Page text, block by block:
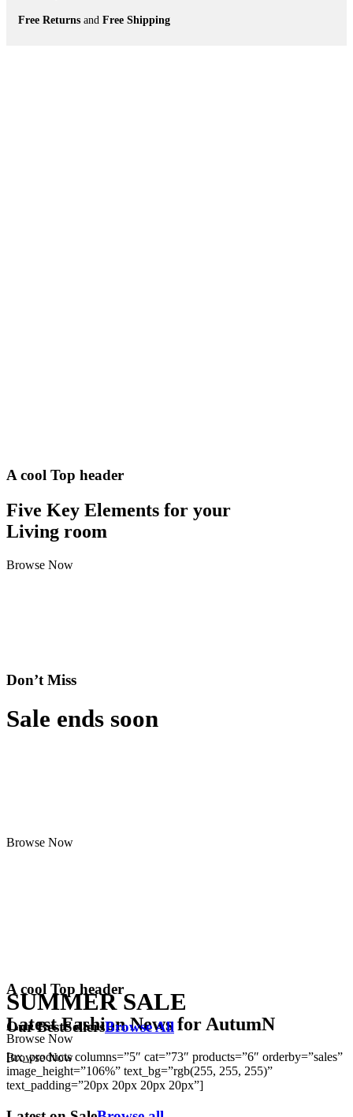
Free Returns and Free Shipping
A cool Top header
Five Key Elements for your
Living room
Browse Now
A cool Top header
Latest Fashion News for AutumN
Browse Now
Don’t Miss
Sale ends soon
Browse Now
SUMMER SALE
Browse Now
Our BestSellersBrowse All
[ux_products columns=”5″ cat=”73″ products=”6″ orderby=”sales”
image_height=”106%” text_bg=”rgb(255, 255, 255)”
text_padding=”20px 20px 20px 20px”]